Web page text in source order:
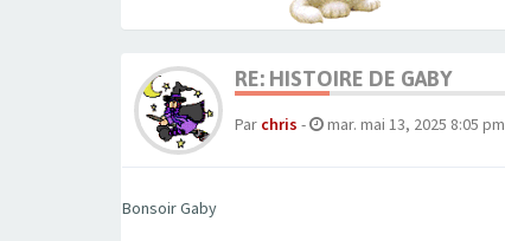
RE: HISTOIRE DE GABY
Par chris - mar. mai 13, 2025 8:05 pm
Bonsoir Gaby